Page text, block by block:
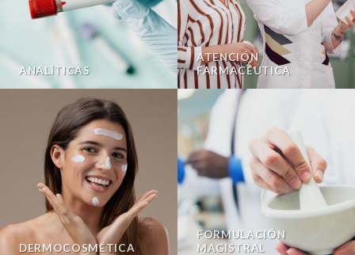
ANALÍTICAS
ATENCIÓN
FARMACÉUTICA
DERMOCOSMÉTICA
FORMULACIÓN
MAGISTRAL